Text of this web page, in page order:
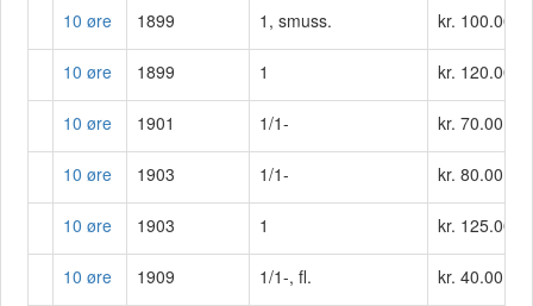
10 øre 1899 1, smuss. kr. 100.00
10 øre 1899 1 kr. 120.00
10 øre 1901 1/1- kr. 70.00
10 øre 1903 1/1- kr. 80.00
10 øre 1903 1 kr. 125.00
10 øre 1909 1/1-, fl. kr. 40.00